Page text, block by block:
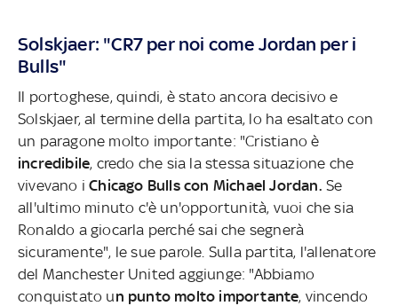
Solskjaer: "CR7 per noi come Jordan per i
Bulls"
Il portoghese, quindi, è stato ancora decisivo e
Solskjaer, al termine della partita, lo ha esaltato con
un paragone molto importante: "Cristiano è
incredibile, credo che sia la stessa situazione che
vivevano iChicago Bulls con Michael Jordan.Se
all'ultimo minuto c'è un'opportunità, vuoi che sia
Ronaldo a giocarla perché sai che segnerà
sicuramente", le sue parole. Sulla partita, l'allenatore
del Manchester United aggiunge: "Abbiamo
conquistato un punto molto importante, vincendo